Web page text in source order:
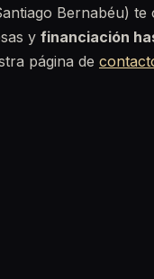
Bernabéu) te
y financiación
página de